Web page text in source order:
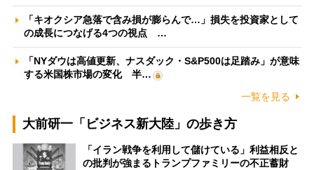
「キオクシア急落で含み損が膨らんで…」損失を投資家として
の成長につなげる4つの視点 …
「NYダウは高値更新、ナスダック・S&P500は足踏み」が意味
する米国株市場の変化 半…
一覧を見る
大前研一「ビジネス新大陸」の歩き方
「イラン戦争を利用して儲けている」利益相反と
の批判が強まるトランプファミリーの不正蓄財